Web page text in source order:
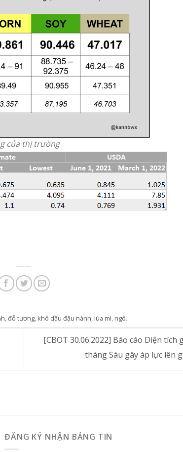
của thị trường
,đỗ tương, khô dầu đậu nành, lúa mì, ngô.
[CBOT 30.06.2022] Báo cáo Diện
tháng Sáu gây áp lực lên
ĐĂNG KÝ NHẬN BẢNG TIN